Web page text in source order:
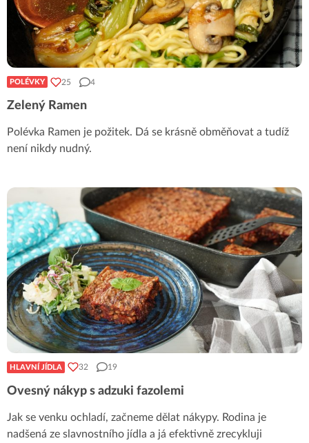
POLÉVKY 25 4
Zelený Ramen
Polévka Ramen je požitek. Dá se krásně obměňovat a tudíž
není nikdy nudný.
HLAVNÍ JÍDLA 32 19
Ovesný nákyp s adzuki fazolemi
Jak se venku ochladí, začneme dělat nákypy. Rodina je
nadšená ze slavnostního jídla a já efektivně zrecykluji